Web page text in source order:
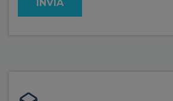
field group right